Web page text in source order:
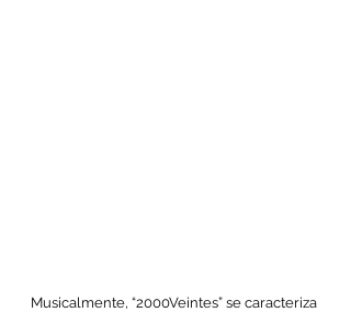
Musicalmente, “2000Veintes” se caracteriza